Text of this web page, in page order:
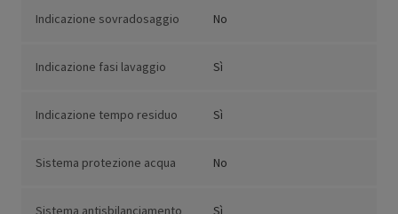
Indicazione sovradosaggio No
Indicazione fasi lavaggio Sì
Indicazione tempo residuo Sì
Sistema protezione acqua No
Sistema antisbilanciamento Sì